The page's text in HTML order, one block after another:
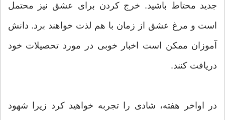
جدید محتاط باشید. خرج کردن برای عشق نیز محتمل
است و مرغ عشق از زمان با هم لذت خواهند برد. دانش
آموزان ممکن است اخبار خوبی در مورد تحصیلات خود
دریافت کنند.
در اواخر هفته، شادی را تجربه خواهید کرد زیرا شهود